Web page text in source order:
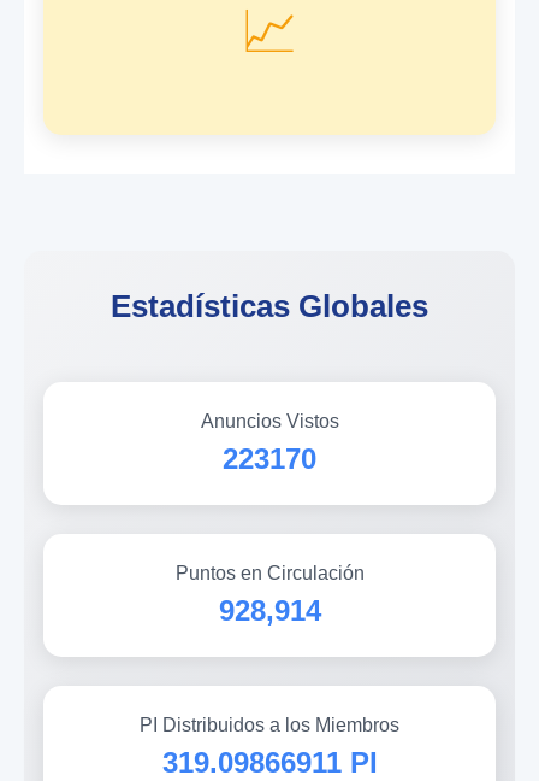
📈
Estadísticas Globales
Anuncios Vistos
223170
Puntos en Circulación
928,914
PI Distribuidos a los Miembros
319.09866911 PI